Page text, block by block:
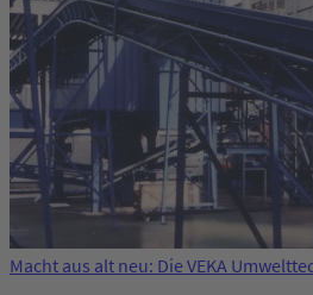
Macht aus alt neu: Die VEKA